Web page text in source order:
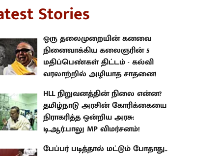
Stories
ஒரு தலைமுறையின் கனவை
நினைவாக்கிய கலைஞரின் 5
மதிப்பெண்கள் திட்டம் - கல்வி
வரலாற்றில் அழியாத சாதனை!
HLL நிறுவனத்தின் நிலை என்ன?
தமிழ்நாடு அரசின் கோரிக்கையை
நிராகரித்த ஒன்றிய அரசு:
டி.ஆர்.பாலு MP விமர்சனம்!
பேப்பர் படித்தால் மட்டும் போதாது..